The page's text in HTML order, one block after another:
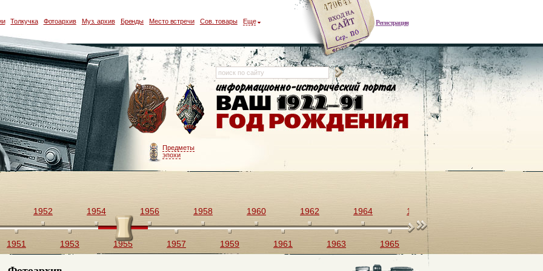
Регистрация
Толкучка Фотоархив Муз. архив Бренды Место встречи Сов. товары Еще
Предметы
эпохи
1951
1952
1953
1954
1955
1956
1957
1958
1959
1960
1961
1962
1963
1964
1965
1966